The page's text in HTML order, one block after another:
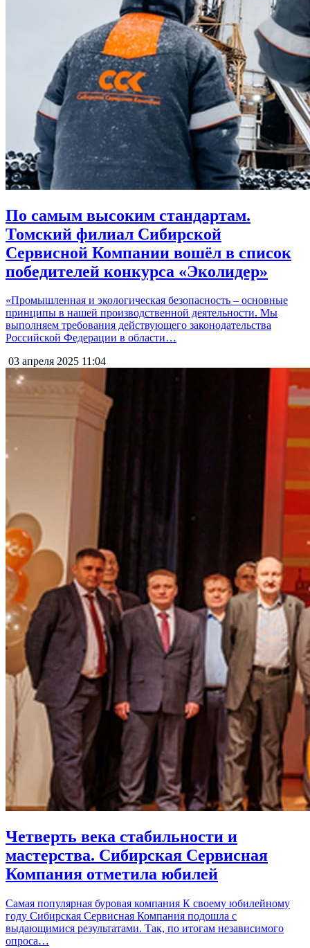
По самым высоким стандартам.
Томский филиал Сибирской
Сервисной Компании вошёл в список
победителей конкурса «Эколидер»
«Промышленная и экологическая безопасность – основные
принципы в нашей производственной деятельности. Мы
выполняем требования действующего законодательства
Российской Федерации в области…
03 апреля 2025 11:04
Четверть века стабильности и
мастерства. Сибирская Сервисная
Компания отметила юбилей
Самая популярная буровая компания К своему юбилейному
году Сибирская Сервисная Компания подошла с
выдающимися результатами. Так, по итогам независимого
опроса…